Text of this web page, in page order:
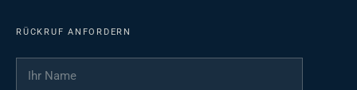
RÜCKRUF ANFORDERN
Ihr Name